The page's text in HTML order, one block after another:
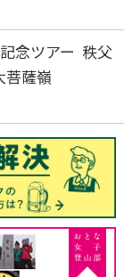
念ツアー 秩父
薩嶺